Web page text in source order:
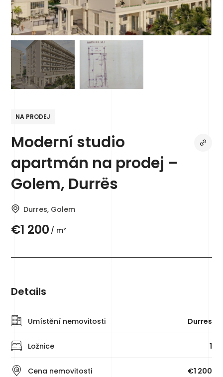
NA PRODEJ
Moderní studio
apartmán na prodej –
Golem, Durrës
Durres, Golem
€1 200 / m²
Details
Umístění nemovitosti Durres
Ložnice 1
Cena nemovitosti €1 200